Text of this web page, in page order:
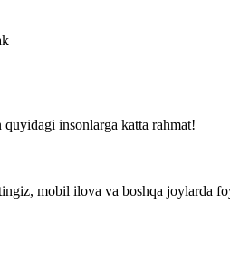
insonlarga katta rahmat!
mobil ilova va boshqa joylarda